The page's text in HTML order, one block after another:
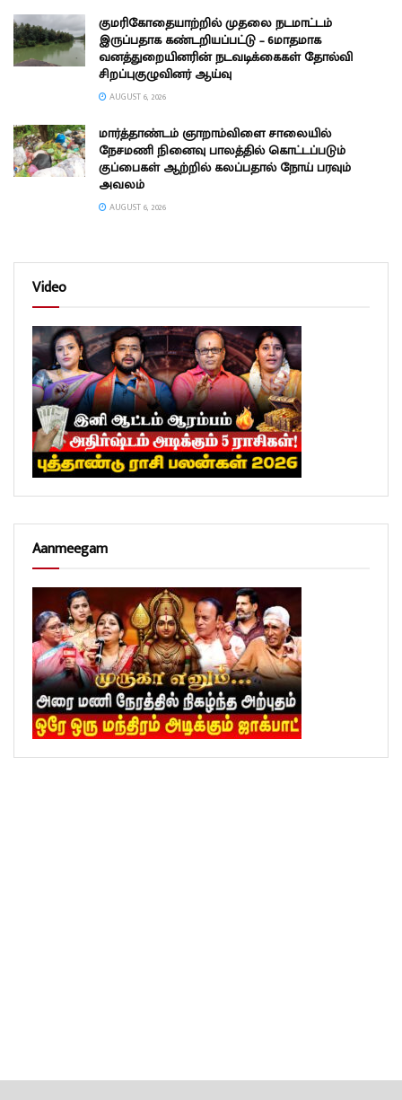
குமரிகோதையாற்றில் முதலை நடமாட்டம்
இருப்பதாக கண்டறியப்பட்டு – 6மாதமாக
வனத்துறையினரின் நடவடிக்கைகள் தோல்வி
சிறப்புகுழுவினர் ஆய்வு
AUGUST 6, 2026
மார்த்தாண்டம் ஞாறாம்விளை சாலையில்
நேசமணி நினைவு பாலத்தில் கொட்டப்படும்
குப்பைகள் ஆற்றில் கலப்பதால் நோய் பரவும்
அவலம்
AUGUST 6, 2026
Video
Aanmeegam